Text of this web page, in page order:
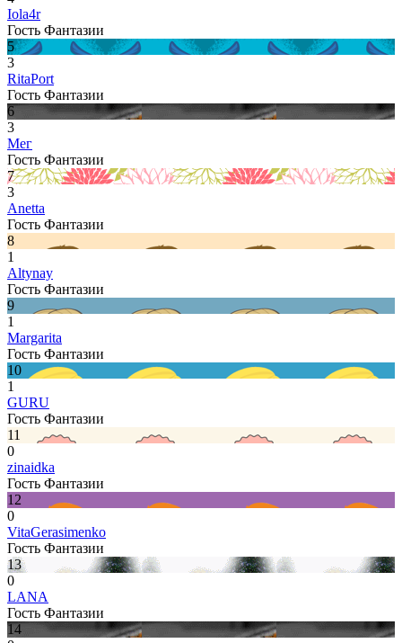
Iola4r
Гость Фантазии
5
3
RitaPort
Гость Фантазии
6
3
Мег
Гость Фантазии
7
3
Anetta
Гость Фантазии
8
1
Altynay
Гость Фантазии
9
1
Margarita
Гость Фантазии
10
1
GURU
Гость Фантазии
11
0
zinaidka
Гость Фантазии
12
0
VitaGerasimenko
Гость Фантазии
13
0
LANA
Гость Фантазии
14